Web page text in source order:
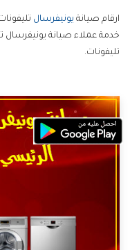
ارقام صيانة يونيفرسال
خدمة عملاء صيانة يونيفرسال
تليفونات.